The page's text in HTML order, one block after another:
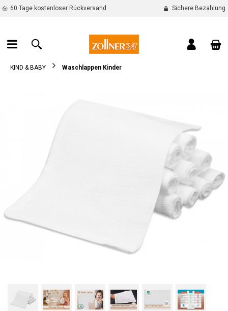
springen
60 Tage kostenloser Rückversand Sichere Bezahlung
KIND & BABY Waschlappen Kinder